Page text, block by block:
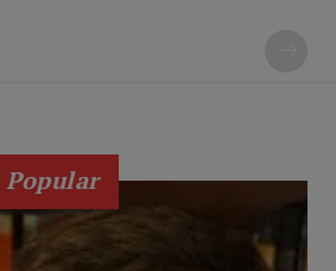
Popular